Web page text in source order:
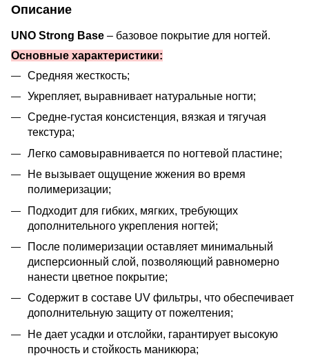
Описание
UNO Strong Base – базовое покрытие для ногтей.
Основные характеристики:
Средняя жесткость;
Укрепляет, выравнивает натуральные ногти;
Средне-густая консистенция, вязкая и тягучая
текстура;
Легко самовыравнивается по ногтевой пластине;
Не вызывает ощущение жжения во время
полимеризации;
Подходит для гибких, мягких, требующих
дополнительного укрепления ногтей;
После полимеризации оставляет минимальный
дисперсионный слой, позволяющий равномерно
нанести цветное покрытие;
Содержит в составе UV фильтры, что обеспечивает
дополнительную защиту от пожелтения;
Не дает усадки и отслойки, гарантирует высокую
прочность и стойкость маникюра;